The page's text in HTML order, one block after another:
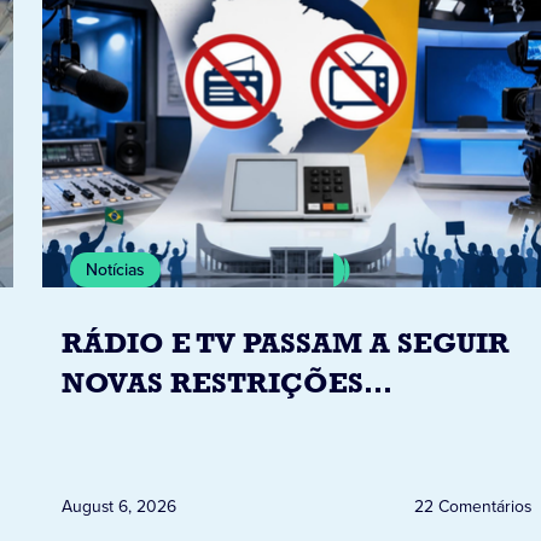
Notícias
RÁDIO E TV PASSAM A SEGUIR
NOVAS RESTRIÇÕES
August 6, 2026 22 Comentários